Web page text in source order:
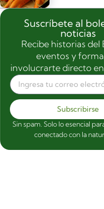
Suscríbete al
noticias
Recibe historias del
eventos y
involucrarte directo
Subscribirse
Sin spam. Solo lo esencial
conectado con la